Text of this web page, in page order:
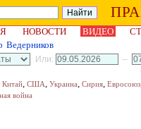
НОВОСТИ ВИДЕО
Ведерников
Или:
–
Китай, США, Украина, Сирия, Евросоюз
война